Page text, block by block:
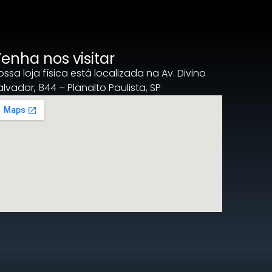
nos visitar
loja física está localizada na Av. Divino
844 – Planalto Paulista, SP